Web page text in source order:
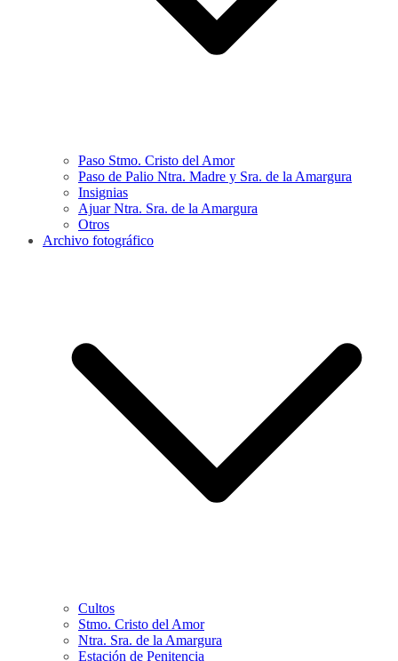
Paso Stmo. Cristo del Amor
Paso de Palio Ntra. Madre y Sra. de la Amargura
Insignias
Ajuar Ntra. Sra. de la Amargura
Otros
Archivo fotográfico
Cultos
Stmo. Cristo del Amor
Ntra. Sra. de la Amargura
Estación de Penitencia